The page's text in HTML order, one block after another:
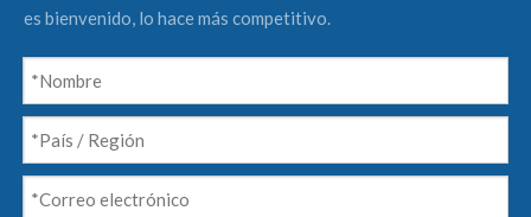
es bienvenido, lo hace más competitivo.